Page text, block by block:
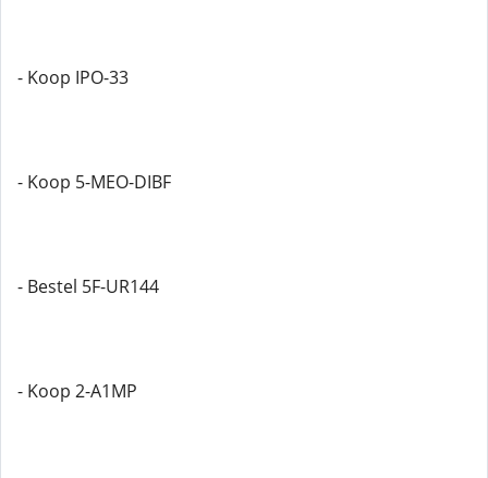
- Koop IPO-33
- Koop 5-MEO-DIBF
- Bestel 5F-UR144
- Koop 2-A1MP